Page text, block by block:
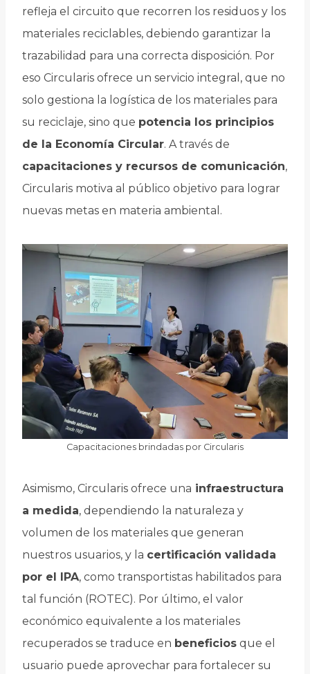
refleja el circuito que recorren los residuos y los
materiales reciclables, debiendo garantizar la
trazabilidad para una correcta disposición. Por
eso Circularis ofrece un servicio integral, que no
solo gestiona la logística de los materiales para
su reciclaje, sino que potencia los principios
de la Economía Circular. A través de
capacitaciones y recursos de comunicación,
Circularis motiva al público objetivo para lograr
nuevas metas en materia ambiental.
Capacitaciones brindadas por Circularis
Asimismo, Circularis ofrece una infraestructura
a medida, dependiendo la naturaleza y
volumen de los materiales que generan
nuestros usuarios, y la certificación validada
por el IPA, como transportistas habilitados para
tal función (ROTEC). Por último, el valor
económico equivalente a los materiales
recuperados se traduce en beneficios que el
usuario puede aprovechar para fortalecer su